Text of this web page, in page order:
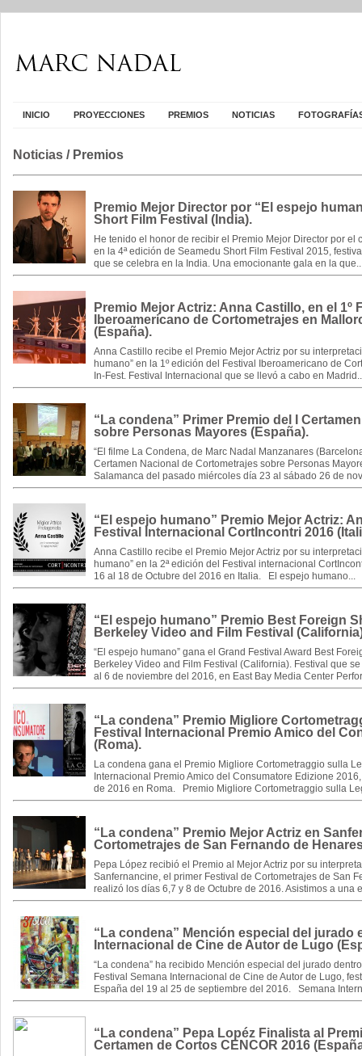
INICIO PROYECCIONES PREMIOS NOTICIAS
Noticias / Premios
Premio Mejor Director por “El espejo
Short Film Festival (India).
He tenido el honor de recibir el Premio Mejor Director por el
en la 4ª edición de Seamedu Short Film Festival 2015,
que se celebra en la India. Una emocionante gala en la
Premio Mejor Actriz: Anna Castillo, en el 1º
Iberoamericano de Cortometrajes en
(España).
Anna Castillo recibe el Premio Mejor Actriz por su
humano” en la 1º edición del Festival Iberoamericano de
In-Fest. Festival Internacional que se llevó a cabo en
“La condena” Primer Premio del I
sobre Personas Mayores (España).
“El filme La Condena, de Marc Nadal Manzanares
Certamen Nacional de Cortometrajes sobre Personas
Salamanca del pasado miércoles día 23 al sábado 26 de
“El espejo humano” Premio Mejor Actriz:
Festival Internacional CortIncontri 2016
Anna Castillo recibe el Premio Mejor Actriz por su
humano” en la 2ª edición del Festival internacional
16 al 18 de Octubre del 2016 en Italia. El espejo humano...
“El espejo humano” Premio Best Foreign
Berkeley Video and Film Festival
“El espejo humano” gana el Grand Festival Award Best
Berkeley Video and Film Festival (California). Festival que
al 6 de noviembre del 2016, en East Bay Media Center
“La condena” Premio Migliore
Festival Internacional Premio Amico del
(Roma).
La condena gana el Premio Migliore Cortometraggio sulla
Internacional Premio Amico del Consumatore Edizione
de 2016 en Roma. Premio Migliore Cortometraggio sulla
“La condena” Premio Mejor Actriz en
Cortometrajes de San Fernando de
Pepa López recibió el Premio al Mejor Actriz por su
Sanfernancine, el primer Festival de Cortometrajes de San
realizó los días 6,7 y 8 de Octubre de 2016. Asistimos a una
“La condena” Mención especial del jurado
Internacional de Cine de Autor de Lugo
“La condena” ha recibido Mención especial del jurado
Festival Semana Internacional de Cine de Autor de Lugo,
España del 19 al 25 de septiembre del 2016. Semana
“La condena” Pepa Lopéz Finalista al
Certamen de Cortos CENCOR 2016